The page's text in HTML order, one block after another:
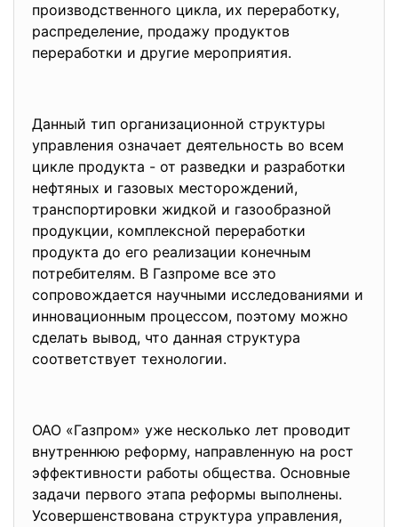
производственного цикла, их переработку,
распределение, продажу продуктов
переработки и другие мероприятия.
Данный тип организационной структуры
управления означает деятельность во всем
цикле продукта - от разведки и разработки
нефтяных и газовых месторождений,
транспортировки жидкой и газообразной
продукции, комплексной переработки
продукта до его реализации конечным
потребителям. В Газпроме все это
сопровождается научными исследованиями и
инновационным процессом, поэтому можно
сделать вывод, что данная структура
соответствует технологии.
ОАО «Газпром» уже несколько лет проводит
внутреннюю реформу, направленную на рост
эффективности работы общества. Основные
задачи первого этапа реформы выполнены.
Усовершенствована структура управления,